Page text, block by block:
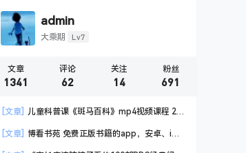
admin
大乘期 Lv7
文章
1341
评论
62
关注
14
粉丝
691
[文章]
儿童科普课《斑马百科》mp4视频课程 20
[文章]
博看书苑 免费正版书籍的app，安卓、iOS